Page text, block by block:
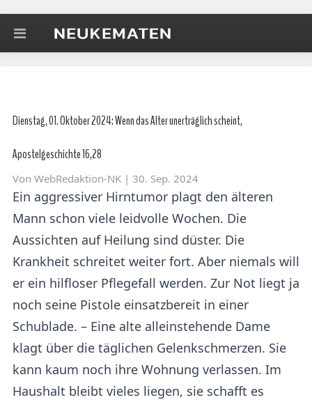
Dienstag, 01. Oktober 2024: Wenn das Alter unerträglich scheint,
Apostelgeschichte 16,28
Von WebRedaktion-NK | 30. Sep. 2024
Ein aggressiver Hirntumor plagt den älteren
Mann schon viele leidvolle Wochen. Die
Aussichten auf Heilung sind düster. Die
Krankheit schreitet weiter fort. Aber niemals will
er ein hilfloser Pflegefall werden. Zur Not liegt ja
noch seine Pistole einsatzbereit in einer
Schublade. – Eine alte alleinstehende Dame
klagt über die täglichen Gelenkschmerzen. Sie
kann kaum noch ihre Wohnung verlassen. Im
Haushalt bleibt vieles liegen, sie schafft es